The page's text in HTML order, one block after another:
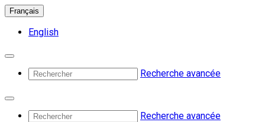
Français
English
Recherche avancée
Recherche avancée